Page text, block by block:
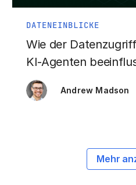
DATENEINBLICKE
Wie der
KI-Agenten
Andrew Madson
Mehr